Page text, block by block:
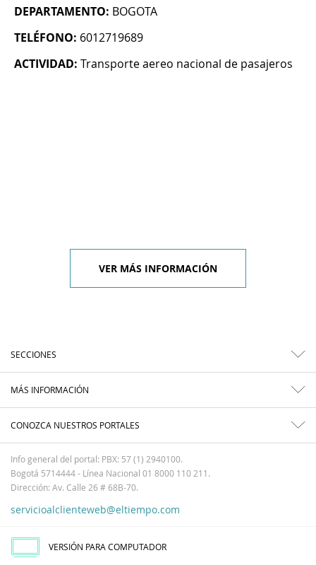
DEPARTAMENTO: BOGOTA
TELÉFONO: 6012719689
ACTIVIDAD: Transporte aereo nacional de pasajeros
VER MÁS INFORMACIÓN
SECCIONES
MÁS INFORMACIÓN
CONOZCA NUESTROS PORTALES
Info general del portal: PBX: 57 (1) 2940100.
Bogotá 5714444 - Línea Nacional 01 8000 110 211.
Dirección: Av. Calle 26 # 68B-70.
servicioalclienteweb@eltiempo.com
VERSIÓN PARA COMPUTADOR